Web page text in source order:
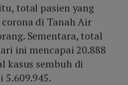
total pasien yang
di Tanah Air
Sementara, total
ini mencapai 20.888
kasus sembuh di
5.609.945.